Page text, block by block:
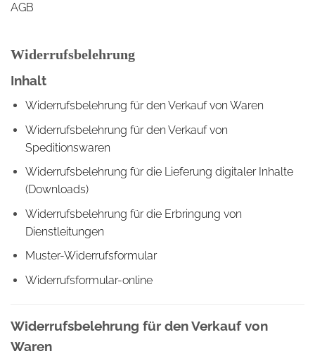
AGB
Widerrufsbelehrung
Inhalt
Widerrufsbelehrung für den Verkauf von Waren
Widerrufsbelehrung für den Verkauf von
Speditionswaren
Widerrufsbelehrung für die Lieferung digitaler Inhalte
(Downloads)
Widerrufsbelehrung für die Erbringung von
Dienstleitungen
Muster-Widerrufsformular
Widerrufsformular-online
Widerrufsbelehrung für den Verkauf von
Waren